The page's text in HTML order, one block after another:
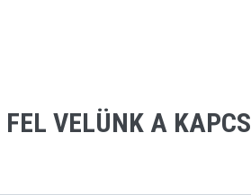
FEL VELÜNK A